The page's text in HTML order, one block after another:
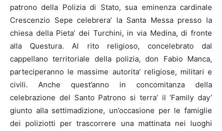
patrono della Polizia di Stato, sua eminenza cardinale
Crescenzio Sepe celebrera’ la Santa Messa presso la
chiesa della Pieta’ dei Turchini, in via Medina, di fronte
alla Questura.Al rito religioso, concelebrato dal
cappellano territoriale della polizia, don Fabio Manca,
parteciperanno le massime autorita’ religiose, militari e
civili. Anche quest’anno in concomitanza della
celebrazione del Santo Patrono si terra’ il ‘Family day’
giunto alla settimadizione, un’occasione per le famiglie
dei poliziotti per trascorrere una mattinata nei luoghi